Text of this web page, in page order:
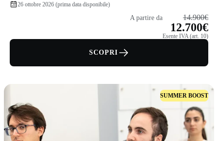
26 ottobre 2026 (prima data disponibile)
A partire da 14.900€
12.700€
Esente IVA (art. 10)
SCOPRI
SUMMER BOOST